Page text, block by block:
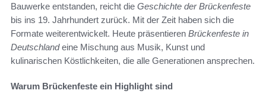
Bauwerke entstanden, reicht die Geschichte der Brückenfeste
bis ins 19. Jahrhundert zurück. Mit der Zeit haben sich die
Formate weiterentwickelt. Heute präsentieren Brückenfeste in
Deutschlandeine Mischung aus Musik, Kunst und
kulinarischen Köstlichkeiten, die alle Generationen ansprechen.
Warum Brückenfeste ein Highlight sind